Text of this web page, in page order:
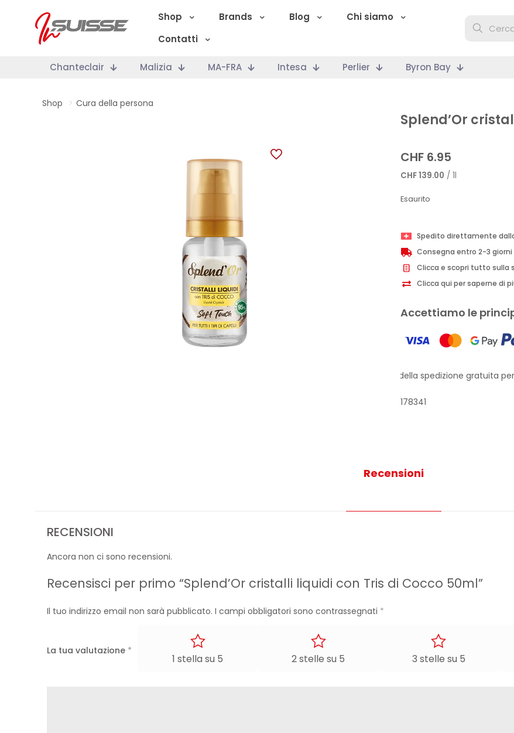
Shop Brands Blog
Chi siamo
Contatti
Chanteclair Malizia MA-FRA Intesa Perlier Byron Bay
Shop > Cura della persona
Splend’Or
CHF 6.95
CHF139.00 / 1l
Esaurito
Spedito direttamente
Consegna entro 2-3
Clicca e scopri tutto sulla
Clicca qui per saperne di
Accettiamo le
Approfitta della spedizione gratuita per
178341
Recensioni
RECENSIONI
Ancora non ci sono recensioni.
Recensisci per primo “Splend’Or cristalli liquidi con Tris di Cocco 50ml”
Il tuo indirizzo email non sarà pubblicato. I campi obbligatori sono contrassegnati *
La tua valutazione *
1 stella su 5 2 stelle su 5 3 stelle su 5